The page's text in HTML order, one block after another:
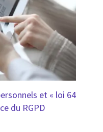
et « loi 64
du RGPD